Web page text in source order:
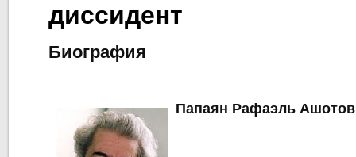
диссидент
Биография
Папаян Рафаэль